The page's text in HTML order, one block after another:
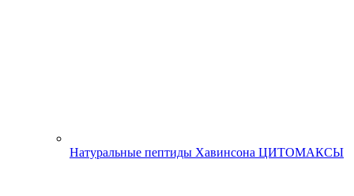
Натуральные пептиды Хавинсона ЦИТОМАКСЫ